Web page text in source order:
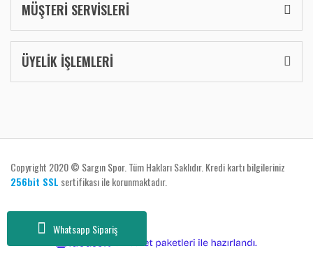
Whatsapp Sipariş
MÜŞTERİ SERVİSLERİ
ÜYELİK İŞLEMLERİ
Copyright 2020 © Sargın Spor. Tüm Hakları Saklıdır. Kredi kartı bilgileriniz
256bit SSL sertifikası ile korunmaktadır.
e-